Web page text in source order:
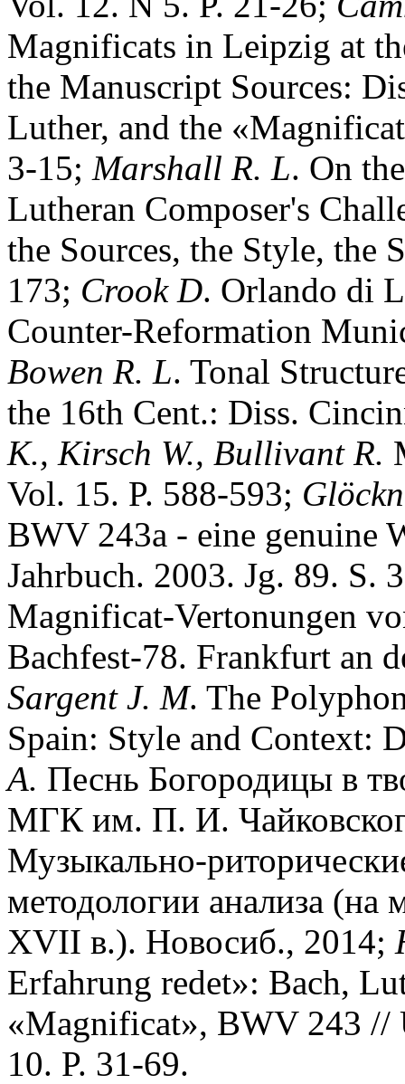
Magnificats in Leipzig at
the Manuscript Sources:
Luther, and the
3-15; Marshall R. L. On
Lutheran Composer's
the Sources, the Style, the
173; Crook D. Orlando di
Counter-Reformation
Bowen R. L. Tonal
the 16th Cent.: Diss.
K., Kirsch W., Bullivant R.
Vol. 15. P. 588-593; Glö
BWV 243a - eine genuine
Jahrbuch. 2003. Jg. 89. S.
Magnificat-Vertonungen
Bachfest-78. Frankfurt an
Sargent J. M. The
Spain: Style and Context:
А. Песнь Богородицы в
МГК им. П. И.
Музыкально-
методологии анализа (на
XVII в.). Новосиб., 2014;
Erfahrung redet»: Bach,
«Magnificat», BWV 243 //
10. P. 31-69.